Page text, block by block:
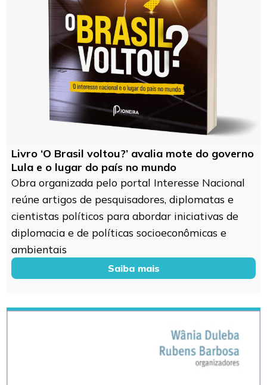
Livro ‘O Brasil voltou?’ avalia mote do governo
Lula e o lugar do país no mundo
Obra organizada pelo portal Interesse Nacional
reúne artigos de pesquisadores, diplomatas e
cientistas políticos para abordar iniciativas de
diplomacia e de políticas socioeconômicas e
ambientais
Saiba mais